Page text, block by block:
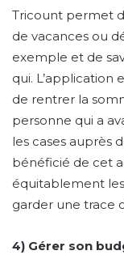
Tricount permet
de vacances ou
exemple et de
qui. L’application
de rentrer la
personne qui a
les cases auprès
bénéficié de cet
équitablement
garder une trace
4) Gérer son